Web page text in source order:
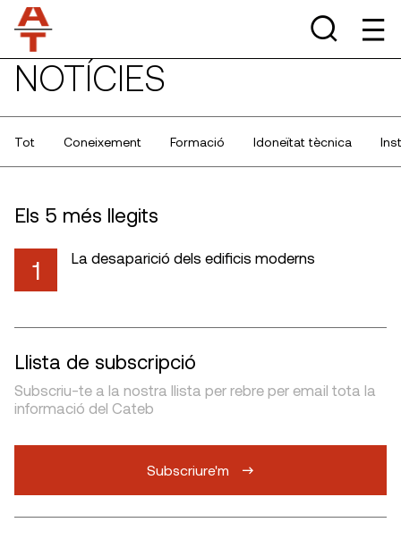
NOTÍCIES
Tot Coneixement Formació Idoneïtat tècnica
Els 5 més llegits
1 La desaparició dels edificis moderns
Llista de subscripció
Subscriu-te a la nostra llista per rebre per email tota la
informació del Cateb
Subscriure'm